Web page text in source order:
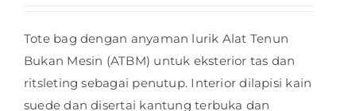
Tote bag dengan anyaman lurik Alat Tenun
Bukan Mesin (ATBM) untuk eksterior tas dan
ritsleting sebagai penutup. Interior dilapisi kain
suede dan disertai kantung terbuka dan